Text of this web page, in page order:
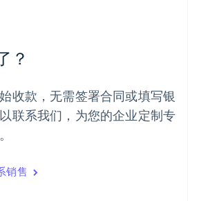
？
收款，无需签署合同或填写银
联系我们，为您的企业定制专
销售